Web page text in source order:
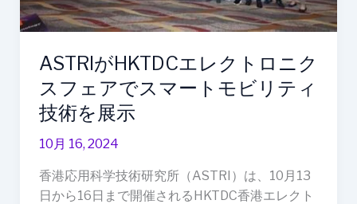
ASTRIがHKTDCエレクトロニク
スフェアでスマートモビリティ
技術を展示
10月 16, 2024
香港応用科学技術研究所（ASTRI）は、10月13
日から16日まで開催されるHKTDC香港エレクト
ク
ス
ェ
ア
で
マ
ー
ト